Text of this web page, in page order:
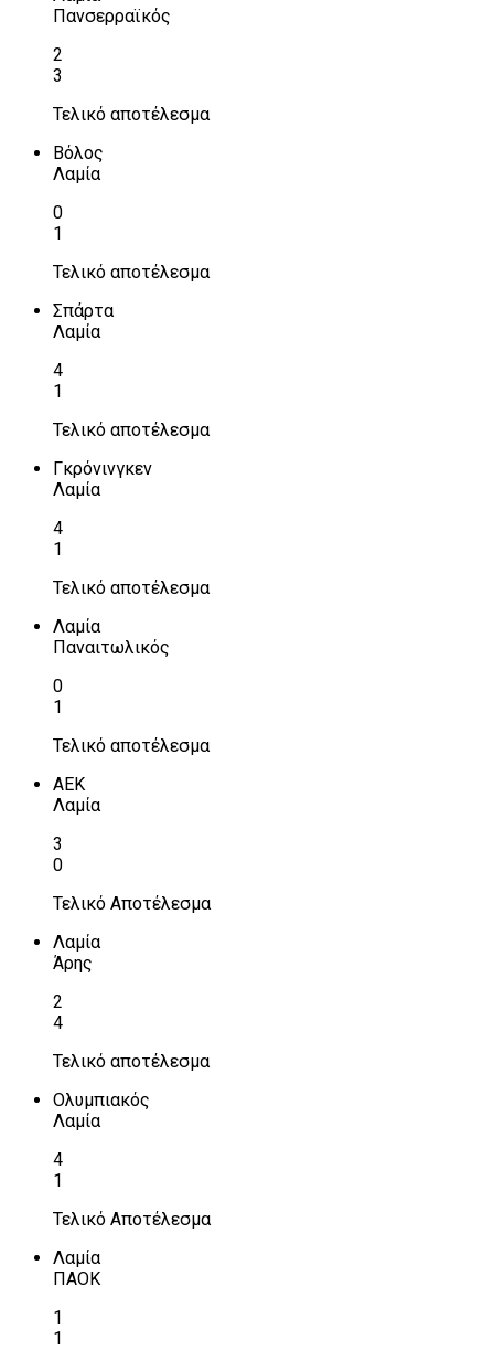
Πανσερραϊκός
2
3
Τελικό αποτέλεσμα
Βόλος
Λαμία
0
1
Τελικό αποτέλεσμα
Σπάρτα
Λαμία
4
1
Τελικό αποτέλεσμα
Γκρόνινγκεν
Λαμία
4
1
Τελικό αποτέλεσμα
Λαμία
Παναιτωλικός
0
1
Τελικό αποτέλεσμα
ΑΕΚ
Λαμία
3
0
Τελικό Αποτέλεσμα
Λαμία
Άρης
2
4
Τελικό αποτέλεσμα
Ολυμπιακός
Λαμία
4
1
Τελικό Αποτέλεσμα
Λαμία
ΠΑΟΚ
1
1